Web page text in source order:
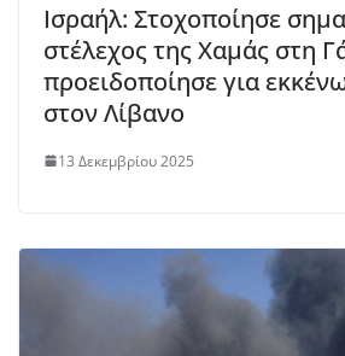
Ισραήλ: Στοχοποίησε
στέλεχος της Χαμάς στη
προειδοποίησε για
στον Λίβανο
13 Δεκεμβρίου 2025